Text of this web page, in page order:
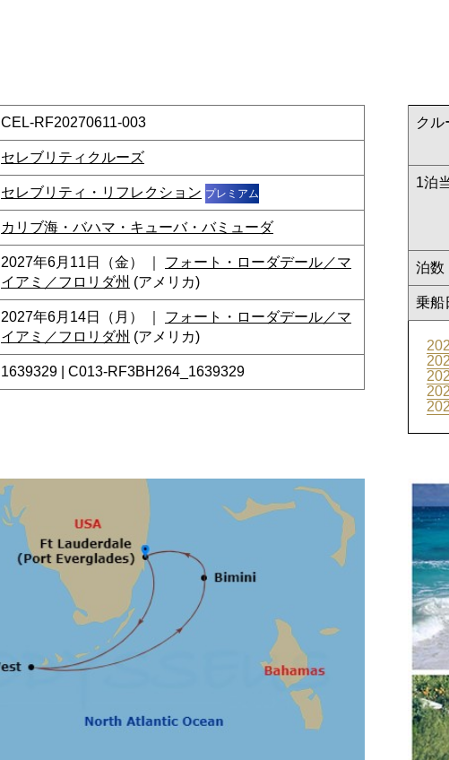
CEL-RF20270611-003
セレブリティクルーズ
セレブリティ・リフレクション プレミアム
カリブ海・バハマ・キューバ・バミューダ
2027年6月11日（金） ｜ フォート・ローダデール／マ
イアミ／フロリダ州 (アメリカ)
2027年6月14日（月） ｜ フォート・ローダデール／マ
イアミ／フロリダ州 (アメリカ)
1639329 | C013-RF3BH264_1639329
クル
1泊
泊数
乗船